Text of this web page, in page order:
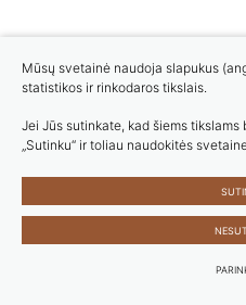
Mūsų svetainė naudoja slapukus
statistikos ir rinkodaros tikslais.
Jei Jūs sutinkate, kad šiems
„Sutinku“ ir toliau naudokitės